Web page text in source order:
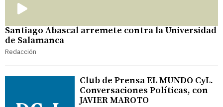
Santiago Abascal arremete contra la Universidad
de Salamanca
Redacción
Club de Prensa EL MUNDO CyL.
Conversaciones Políticas, con
JAVIER MAROTO